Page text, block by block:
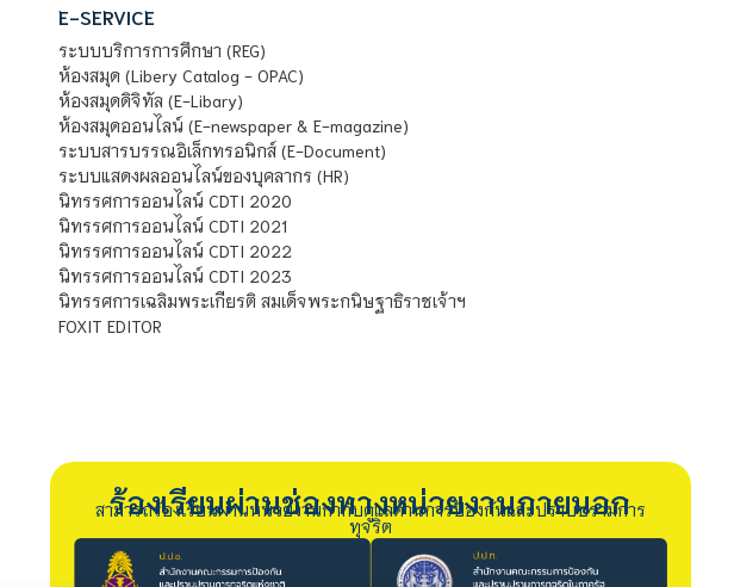
E-SERVICE
ระบบบริการการศึกษา (REG)
ห้องสมุด (Libery Catalog - OPAC)
ห้องสมุดดิจิทัล (E-Libary)
ห้องสมุดออนไลน์ (E-newspaper & E-magazine)
ระบบสารบรรณอิเล็กทรอนิกส์ (E-Document)
ระบบแสดงผลออนไลน์ของบุคลากร (HR)
นิทรรศการออนไลน์ CDTI 2020
นิทรรศการออนไลน์ CDTI 2021
นิทรรศการออนไลน์ CDTI 2022
นิทรรศการออนไลน์ CDTI 2023
นิทรรศการเฉลิมพระเกียรติ สมเด็จพระกนิษฐาธิราชเจ้าฯ
FOXIT EDITOR
ร้องเรียนผ่านช่องทางหน่วยงานภายนอก
สามารถร้องเรียนผ่านหน่วยงานกำกับดูแลด้านการป้องกันและปราบปรามการ
ทุจริต